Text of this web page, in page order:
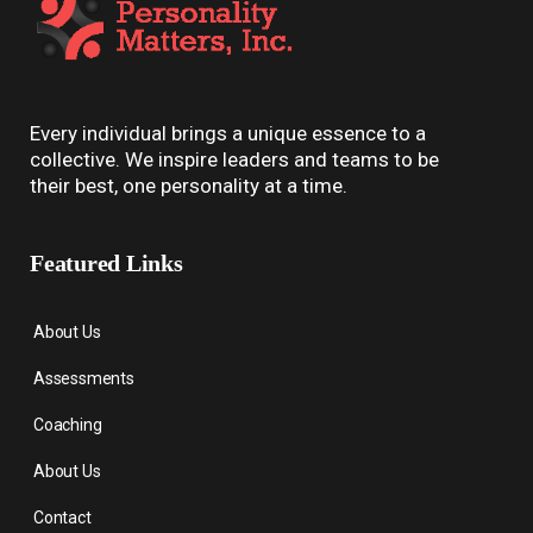
Every individual brings a unique essence to a
collective. We inspire leaders and teams to be
their best, one personality at a time.
Featured Links
About Us
Assessments
Coaching
About Us
Contact